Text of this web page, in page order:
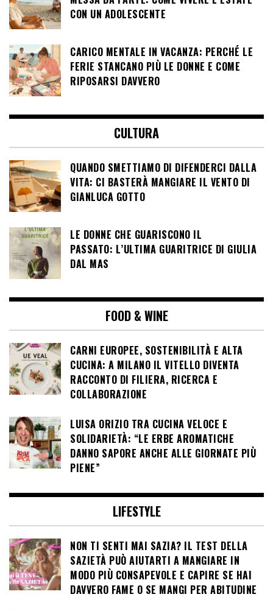
CON UN ADOLESCENTE
CARICO MENTALE IN VACANZA: PERCHÉ LE
FERIE STANCANO PIÙ LE DONNE E COME
RIPOSARSI DAVVERO
CULTURA
QUANDO SMETTIAMO DI DIFENDERCI DALLA
VITA: CI BASTERÀ MANGIARE IL VENTO DI
GIANLUCA GOTTO
LE DONNE CHE GUARISCONO IL
PASSATO: L’ULTIMA GUARITRICE DI GIULIA
DAL MAS
FOOD & WINE
CARNI EUROPEE, SOSTENIBILITÀ E ALTA
CUCINA: A MILANO IL VITELLO DIVENTA
RACCONTO DI FILIERA, RICERCA E
COLLABORAZIONE
LUISA ORIZIO TRA CUCINA VELOCE E
SOLIDARIETÀ: “LE ERBE AROMATICHE
DANNO SAPORE ANCHE ALLE GIORNATE PIÙ
PIENE”
LIFESTYLE
NON TI SENTI MAI SAZIA? IL TEST DELLA
SAZIETÀ PUÒ AIUTARTI A MANGIARE IN
MODO PIÙ CONSAPEVOLE E CAPIRE SE HAI
DAVVERO FAME O SE MANGI PER ABITUDINE